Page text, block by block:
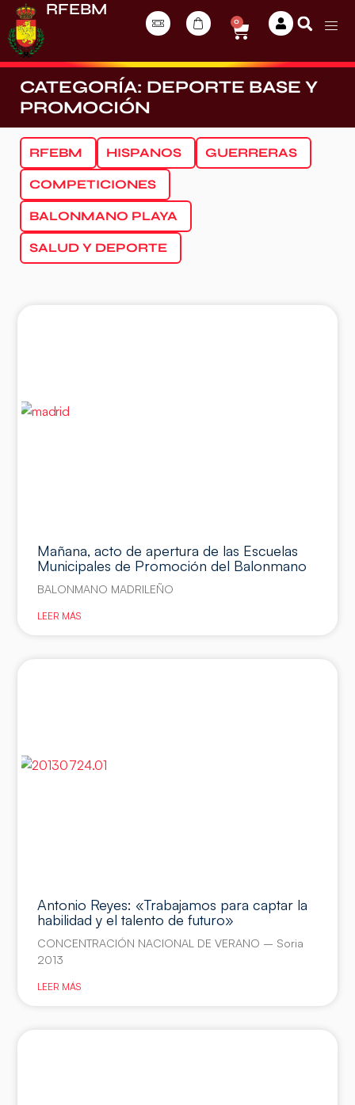
RFEBM
0
CATEGORÍA: DEPORTE BASE Y
PROMOCIÓN
RFEBM HISPANOS GUERRERAS
COMPETICIONES
BALONMANO PLAYA
SALUD Y DEPORTE
Mañana, acto de apertura de las Escuelas
Municipales de Promoción del Balonmano
BALONMANO MADRILEÑO
LEER MÁS
Antonio Reyes: «Trabajamos para captar la
habilidad y el talento de futuro»
CONCENTRACIÓN NACIONAL DE VERANO – Soria
2013
LEER MÁS